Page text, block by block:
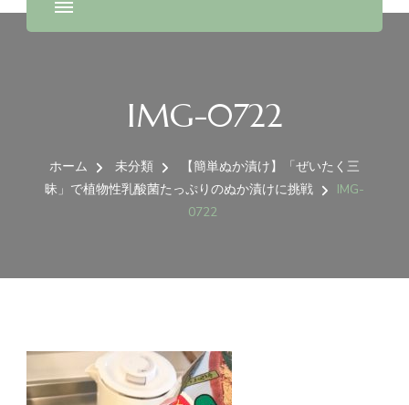
IMG-0722
ホーム 未分類
【簡単ぬか漬け】「ぜいたく三
昧」で植物性乳酸菌たっぷりのぬか漬けに挑戦
IMG-
0722